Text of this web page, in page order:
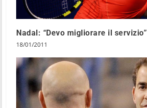
Nadal: “Devo migliorare il servizio”
18/01/2011